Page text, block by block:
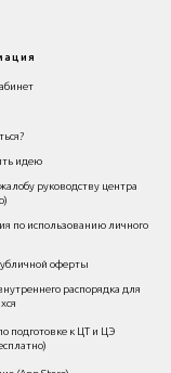
идею
руководству центра
по использованию личного
оферты
распорядка для
подготовке к ЦТ и ЦЭ